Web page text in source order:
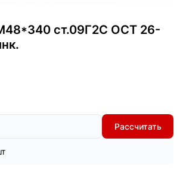
ст.09Г2С ОСТ 26-
Рассчитать